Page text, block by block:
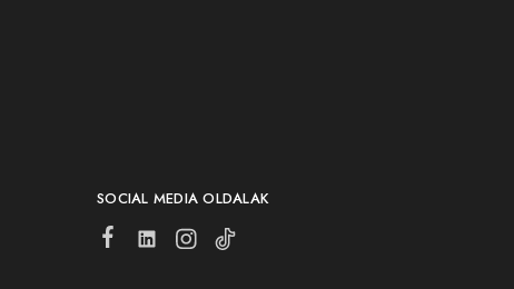
SOCIAL MEDIA OLDALAK